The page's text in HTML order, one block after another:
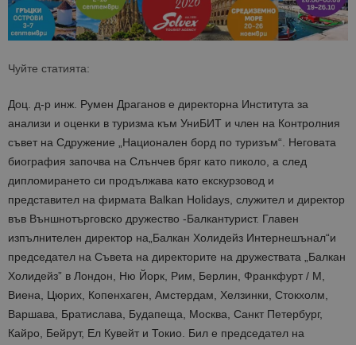
Чуйте статията:
Доц. д-р инж. Румен Драганов е директорна Института за
анализи и оценки в туризма към УниБИТ и член на Контролния
съвет на Сдружение „Национален борд по туризъм“. Неговата
биография започва на Слънчев бряг като пиколо, а след
дипломирането си продължава като екскурзовод и
представител на фирмата Balkan Holidays, служител и директор
във Външнотърговско дружество -Балкантурист. Главен
изпълнителен директор на„Балкан Холидейз Интернешънал“и
председател на Съвета на директорите на дружествата „Балкан
Холидейз” в Лондон, Ню Йорк, Рим, Берлин, Франкфурт / M,
Виена, Цюрих, Копенхаген, Амстердам, Хелзинки, Стокхолм,
Варшава, Братислава, Будапеща, Москва, Санкт Петербург,
Кайро, Бейрут, Ел Кувейт и Токио. Бил е председател на